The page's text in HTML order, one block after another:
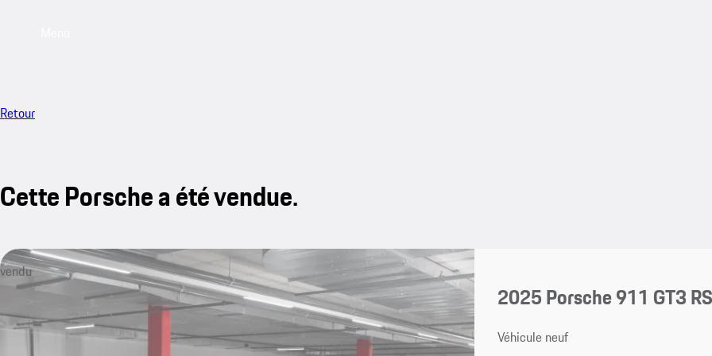
Retour
Cette Porsche a été vendue.
vendu
2025 Porsche 911 GT3 RS
Véhicule neuf